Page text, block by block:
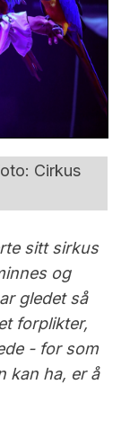
Cirkus
sitt sirkus
og
gledet så
forplikter,
- for som
kan ha, er å